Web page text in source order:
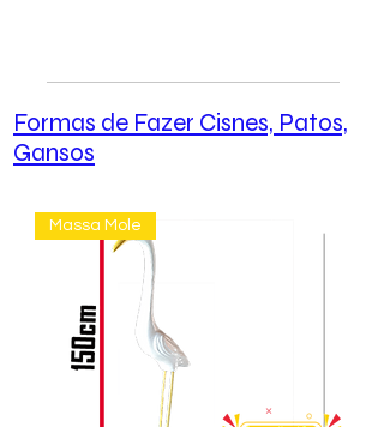
Formas de Fazer Cisnes, Patos,
Gansos
Massa Mole